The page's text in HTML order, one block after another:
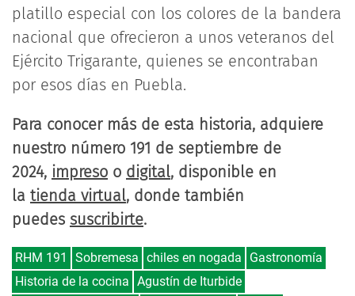
platillo especial con los colores de la bandera
nacional que ofrecieron a unos veteranos del
Ejército Trigarante, quienes se encontraban
por esos días en Puebla.
Para conocer más de esta historia, adquiere
nuestro número 191 de septiembre de
2024, impreso o digital, disponible en
la tienda virtual, donde también
puedes suscribirte.
RHM 191 Sobremesa chiles en nogada
Gastronomía
Historia de la cocina Agustín de Iturbide